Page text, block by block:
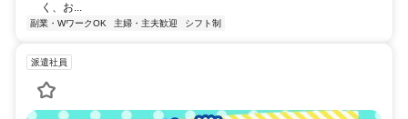
く、お...
副業・WワークOK 主婦・主夫歓迎 シフト制
派遣社員